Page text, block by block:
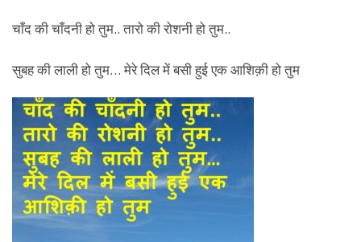
चाँद की चाँदनी हो तुम.. तारो की रोशनी हो तुम..
सुबह की लाली हो तुम… मेरे दिल में बसी हुई एक आशिक़ी हो तुम